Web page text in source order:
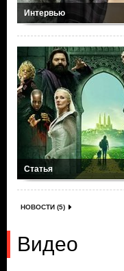
Интервью
Статья
НОВОСТИ (5)
Видео